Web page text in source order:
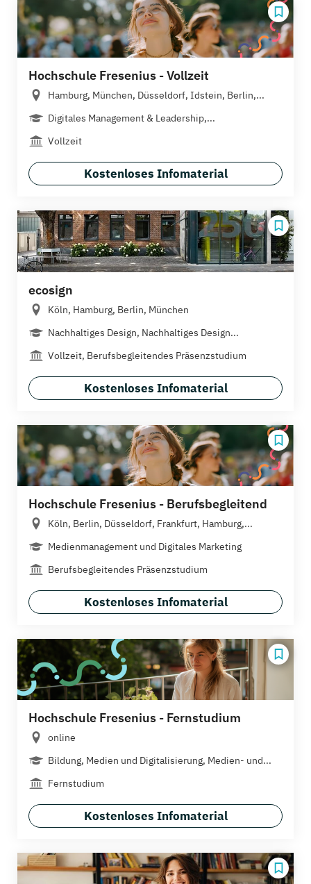
Hochschule Fresenius - Vollzeit
Hamburg, München, Düsseldorf, Idstein, Berlin,...
Digitales Management & Leadership,...
Vollzeit
Kostenloses Infomaterial
ecosign
Köln, Hamburg, Berlin, München
Nachhaltiges Design, Nachhaltiges Design...
Vollzeit, Berufsbegleitendes Präsenzstudium
Kostenloses Infomaterial
Hochschule Fresenius - Berufsbegleitend
Köln, Berlin, Düsseldorf, Frankfurt, Hamburg,...
Medienmanagement und Digitales Marketing
Berufsbegleitendes Präsenzstudium
Kostenloses Infomaterial
Hochschule Fresenius - Fernstudium
online
Bildung, Medien und Digitalisierung, Medien- und...
Fernstudium
Kostenloses Infomaterial